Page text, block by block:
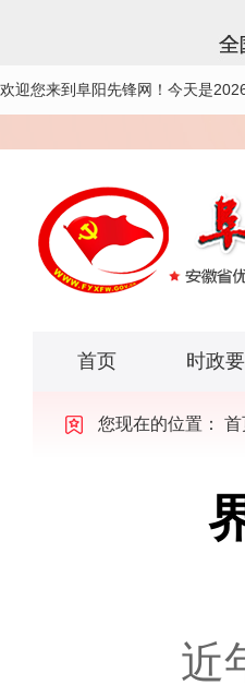
欢迎您来到阜阳先锋网！ 今天是
首页 时政
您现在的位置： 首
近